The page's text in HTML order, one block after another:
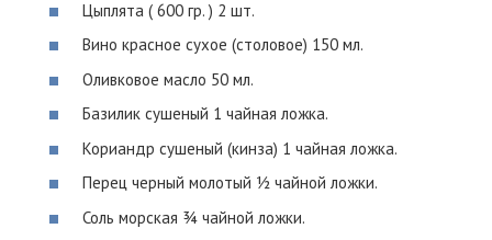
Цыплята ( 600 гр. ) 2 шт.
Вино красное сухое (столовое) 150 мл.
Оливковое масло 50 мл.
Базилик сушеный 1 чайная ложка.
Кориандр сушеный (кинза) 1 чайная ложка.
Перец черный молотый ½ чайной ложки.
Соль морская ¾ чайной ложки.